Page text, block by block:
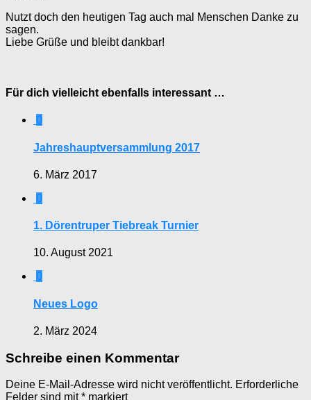
Nutzt doch den heutigen Tag auch mal Menschen Danke zu
sagen.
Liebe Grüße und bleibt dankbar!
Für dich vielleicht ebenfalls interessant …
0
Jahreshauptversammlung 2017
6. März 2017
0
1. Dörentruper Tiebreak Turnier
10. August 2021
0
Neues Logo
2. März 2024
Schreibe einen Kommentar
Deine E-Mail-Adresse wird nicht veröffentlicht. Erforderliche
Felder sind mit* markiert